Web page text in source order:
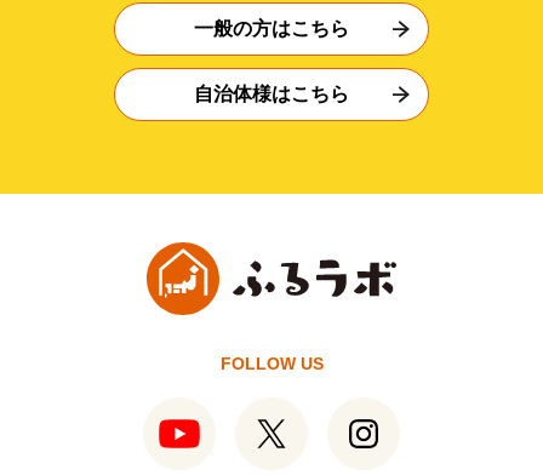
一般の方はこちら
自治体様はこちら
FOLLOW US